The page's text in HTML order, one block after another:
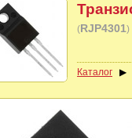
(RJP4301)
Каталог